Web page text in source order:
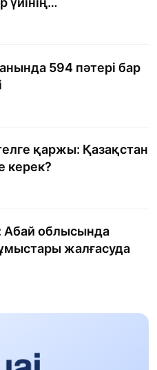
күн
594 пәтері бар
қаржы: Қазақстан
керек?
Абай облысында
жалғасуда
1 H2O» жарысын